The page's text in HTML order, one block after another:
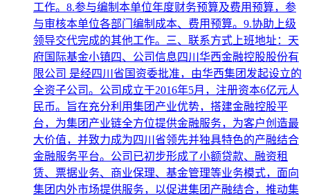
工作。8.参与编制本单位年度财务预算及费用预算，参
与审核本单位各部门编制成本、费用预算。9.协助上级
领导交代完成的其他工作。三、联系方式上班地址：天
府国际基金小镇四、公司信息四川华西金融控股股份有
限公司 是经四川省国资委批准，由华西集团发起设立的
全资子公司。公司成立于2016年5月，注册资本6亿元人
民币。旨在充分利用集团产业优势，搭建金融控股平
台，为集团产业链全方位提供金融服务，为客户创造最
大价值，并致力成为四川省领先并独具特色的产融结合
金融服务平台。公司已初步形成了小额贷款、融资租
赁、票据业务、商业保理、基金管理等业务模式，面向
集团内外市场提供服务，以促进集团产融结合，推动集